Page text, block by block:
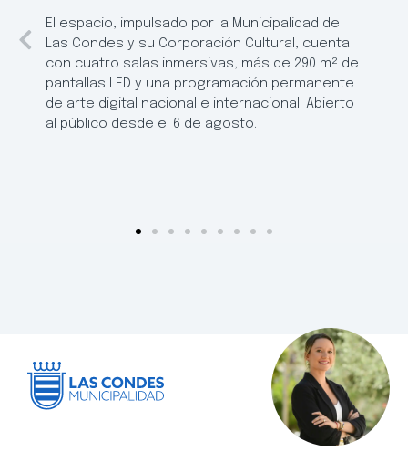
El espacio, impulsado por la Municipalidad de
Las Condes y su Corporación Cultural, cuenta
con cuatro salas inmersivas, más de 290 m² de
pantallas LED y una programación permanente
de arte digital nacional e internacional. Abierto
al público desde el 6 de agosto.